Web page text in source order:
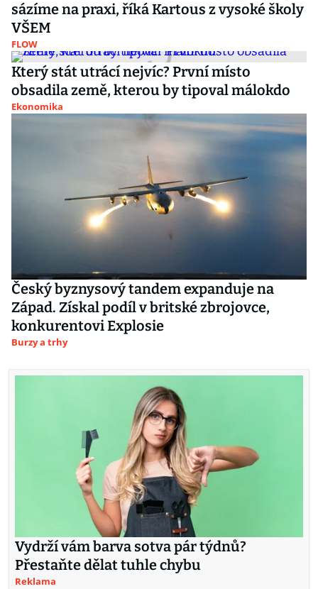
sázíme na praxi, říká Kartous z vysoké školy
VŠEM
FLOW
Který stát utrácí nejvíc? První místo
obsadila země, kterou by tipoval málokdo
Ekonomika
Český byznysový tandem expanduje na
Západ. Získal podíl v britské zbrojovce,
konkurentovi Explosie
Burzy a trhy
Vydrží vám barva sotva pár týdnů?
Přestaňte dělat tuhle chybu
Reklama